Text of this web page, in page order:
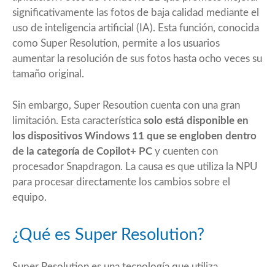
significativamente las fotos de baja calidad mediante el
uso de inteligencia artificial (IA). Esta función, conocida
como Super Resolution, permite a los usuarios
aumentar la resolución de sus fotos hasta ocho veces su
tamaño original.
Sin embargo, Super Resoution cuenta con una gran
limitación. Esta característica solo está disponible en
los dispositivos Windows 11 que se engloben dentro
de la categoría de Copilot+ PC y cuenten con
procesador Snapdragon. La causa es que utiliza la NPU
para procesar directamente los cambios sobre el
equipo.
¿Qué es Super Resolution?